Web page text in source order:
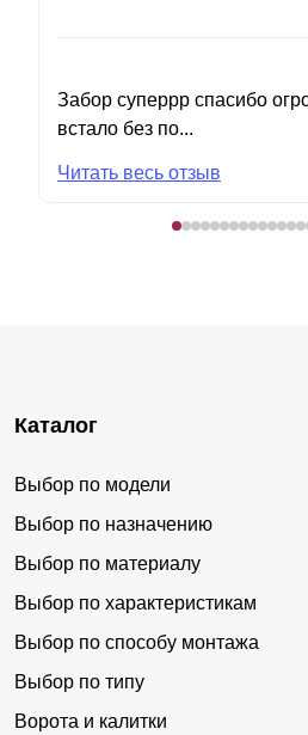
Забор суперрр спасибо
встало без по...
Читать весь отзыв
Каталог
Выбор по модели
Выбор по назначению
Выбор по материалу
Выбор по характеристикам
Выбор по способу монтажа
Выбор по типу
Ворота и калитки